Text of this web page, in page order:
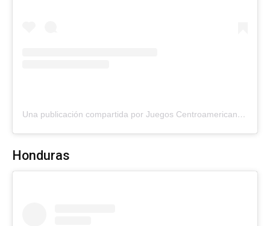
Una publicación compartida por Juegos Centroamericanos, Guatemala 2025 (@jcaguatemala2025)
Honduras